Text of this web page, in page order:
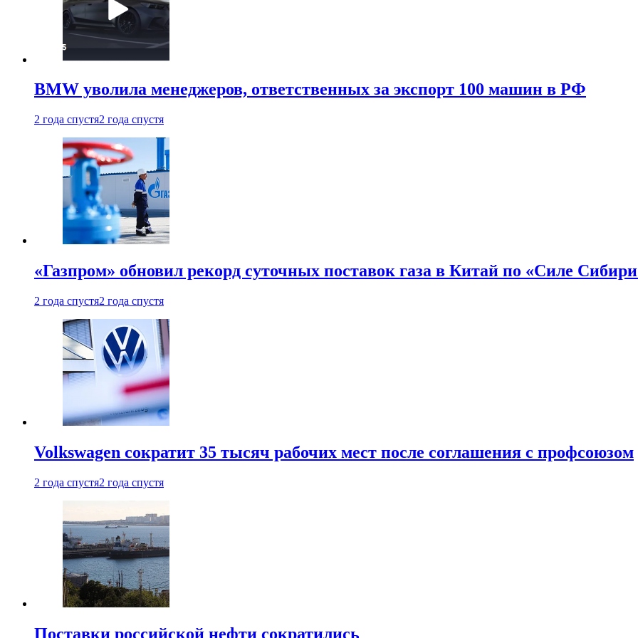
BMW уволила менеджеров, ответственных за экспорт 100 машин в РФ
2 года спустя2 года спустя
«Газпром» обновил рекорд суточных поставок газа в Китай по «Силе
2 года спустя2 года спустя
Volkswagen сократит 35 тысяч рабочих мест после соглашения с профсоюзом
2 года спустя2 года спустя
Поставки российской нефти сократились